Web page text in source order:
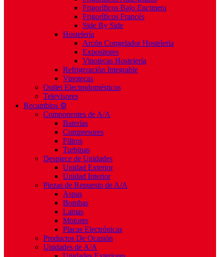
Frigoríficos Bajo Encimera
Frigoríficos Francés
Side By Side
Hostelería
Arcón Congelador Hostelería
Expositores
Vinotecas Hostelería
Refrigeración Integrable
Vinotecas
Outlet Electrodomésticos
Televisores
Recambios ⚙️
Componentes de A/A
Baterías
Compresores
Filtros
Turbinas
Despiece de Unidades
Unidad Exterior
Unidad Interior
Piezas de Repuesto de A/A
Aspas
Bombas
Lamas
Motores
Placas Electrónicas
Productos De Ocasión
Unidades de A/A